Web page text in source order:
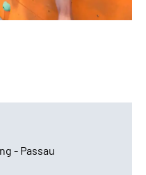
- Passau